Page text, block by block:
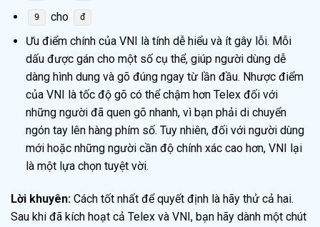
9 cho đ
Ưu điểm chính của VNI là tính dễ hiểu và ít gây lỗi. Mỗi
dấu được gán cho một số cụ thể, giúp người dùng dễ
dàng hình dung và gõ đúng ngay từ lần đầu. Nhược điểm
của VNI là tốc độ gõ có thể chậm hơn Telex đối với
những người đã quen gõ nhanh, vì bạn phải di chuyển
ngón tay lên hàng phím số. Tuy nhiên, đối với người dùng
mới hoặc những người cần độ chính xác cao hơn, VNI lại
là một lựa chọn tuyệt vời.
Lời khuyên: Cách tốt nhất để quyết định là hãy thử cả hai.
Sau khi đã kích hoạt cả Telex và VNI, bạn hãy dành một chút